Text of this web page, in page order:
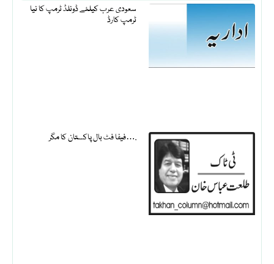
سعودی عرب کیلئے ڈونلڈ ٹرمپ کا نیا
ٹرمپ کارڈ
فیفا فٹ بال پاکستان کا مگر….